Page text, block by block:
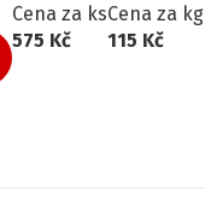
Cena za ks
575 Kč
Cena za kg
115 Kč